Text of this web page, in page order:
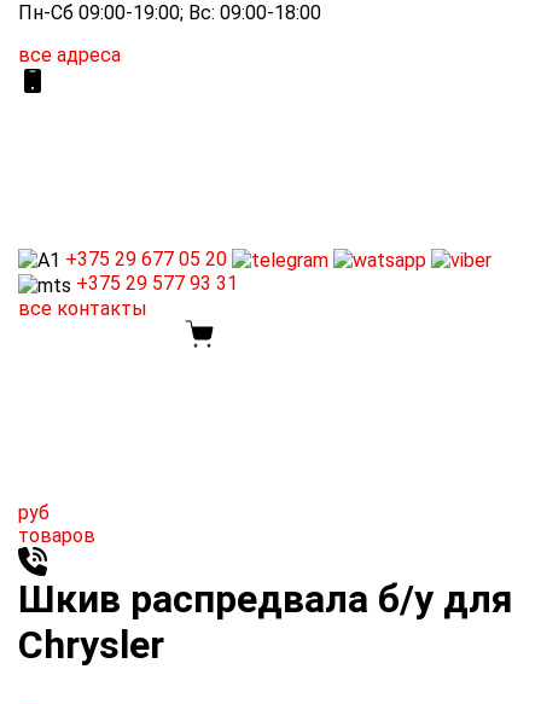
Пн-Сб 09:00-19:00; Вс: 09:00-18:00
все адреса
+375 29 677 05 20
+375 29 577 93 31
все контакты
руб
товаров
Шкив распредвала б/у для
Chrysler